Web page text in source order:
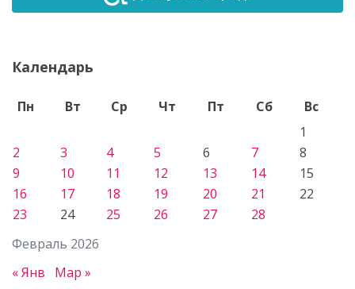
Календарь
Февраль 2026
Пн Вт Ср Чт Пт Сб
Вс
1
2
3 4 5 6 7
8
9
10 11 12 13 14
15
16
17 18 19 20 21
22
23
24 25 26 27 28
« Янв Мар »